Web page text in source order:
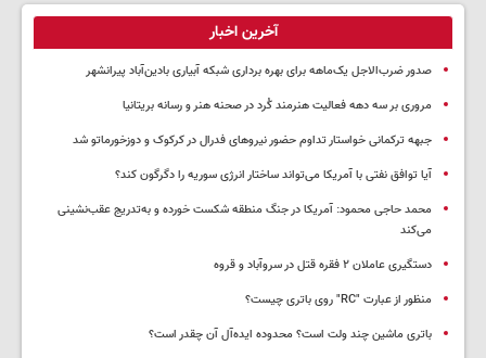
آخرین اخبار
صدور ضرب‌الاجل یک‌ماهه برای بهره برداری شبکه آبیاری بادین‌آباد پیرانشهر
مروری بر سه دهه فعالیت هنرمند کُرد در صحنه هنر و رسانه بریتانیا
جبهه ترکمانی خواستار تداوم حضور نیروهای فدرال در کرکوک و دوزخورماتو شد
آیا توافق نفتی با آمریکا می‌تواند ساختار انرژی سوریه را دگرگون کند؟
محمد حاجی محمود: آمریکا در جنگ منطقه شکست خورده و به‌تدریج عقب‌نشینی
می‌کند
دستگیری عاملان ۲ فقره قتل در سروآباد و قروه
منظور از عبارت "RC" روی باتری چیست؟
باتری ماشین چند ولت است؟ محدوده ایده‌آل آن چقدر است؟